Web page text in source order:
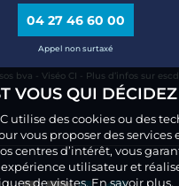
04 27 46 60 00
Appel non surtaxé
bva - Viséo CI - Plus d’infos sur
VOUS QUI
utilise des cookies ou des
vous proposer des services
centres d’intérêt, vous
utilisateur et
de visites.En savoir plus.